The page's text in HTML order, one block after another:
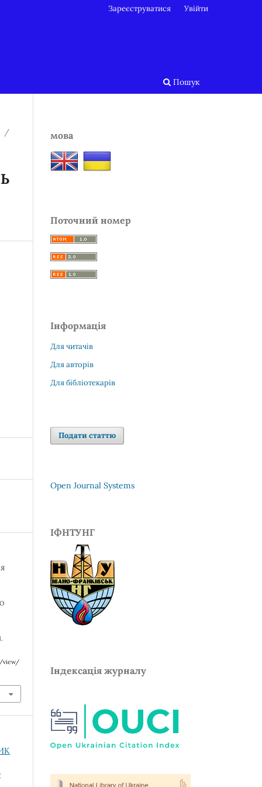
Пошук
Зареєструватися Увійти
/
view/
мова
Поточний номер
Інформація
Для читачів
Для авторів
Для бібліотекарів
Подати статтю
Open Journal Systems
ІФНТУНГ
Індексація журналу